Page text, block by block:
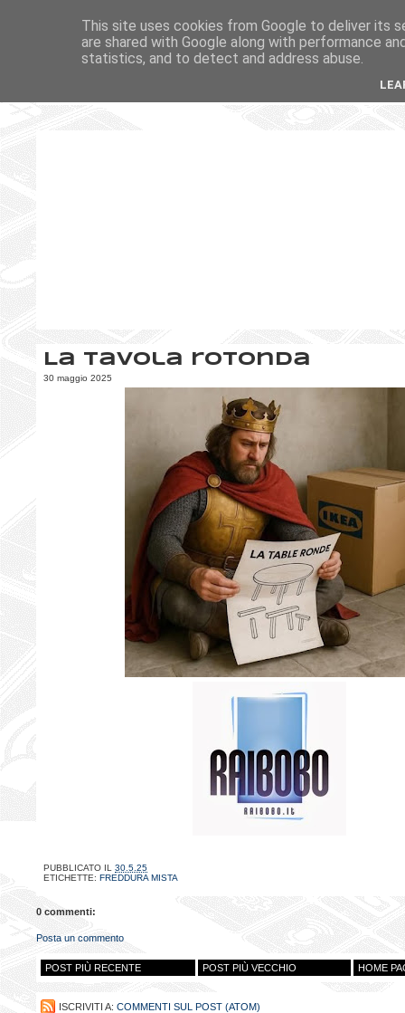
La tavola rotonda
30 maggio 2025
PUBBLICATO IL 30.5.25
ETICHETTE: FREDDURA MISTA
0 commenti:
Posta un commento
POST PIÙ RECENTE POST PIÙ VECCHIO HOME
ISCRIVITI A: COMMENTI SUL POST (ATOM)
This site uses cookies from Google to deliver its
are shared with Google along with performance
statistics, and to detect and address abuse.